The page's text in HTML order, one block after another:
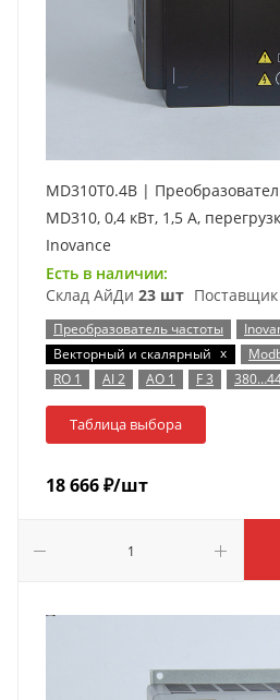
MD310T0.4B | Преобразователь частоты, серия
MD310, 0,4 кВт, 1,5 А,
Inovance
Есть в наличии:
Склад АйДи 23 шт Поставщик
Преобразователь частоты
Векторный и скалярный x
RO 1
AI 2 AO 1 F 3
Таблица выбора
18 666₽/шт